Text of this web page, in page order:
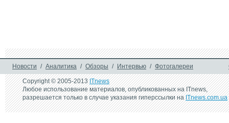
Новости / Аналитика / Обзоры / Интервью / Фотогалереи
Copyright © 2005-2013ITnews
Любое использование материалов, опубликованных на ITnews,
разрешается только в случае указания гиперссылки наITnews.com.ua